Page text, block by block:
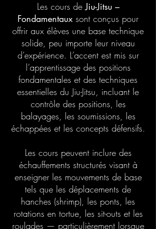
Les cours deJiu-Jitsu –
Fondamentaux sont conçus pour
offrir aux élèves une base technique
solide, peu importe leur niveau
d’expérience. L’accent est mis sur
l’apprentissage des positions
fondamentales et des techniques
essentielles du Jiu-Jitsu, incluant le
contrôle des positions, les
balayages, les soumissions, les
échappées et les concepts défensifs.
Les cours peuvent inclure des
échauffements structurés visant à
enseigner les mouvements de base
tels que les déplacements de
hanches (shrimp), les ponts, les
rotations en tortue, les sit-outs et les
roulades — particulièrement lorsque